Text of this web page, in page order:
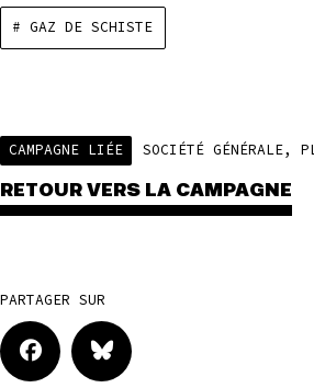
# GAZ DE SCHISTE
CAMPAGNE LIÉE
RETOUR VERS LA CAMPAGNE
PARTAGER SUR